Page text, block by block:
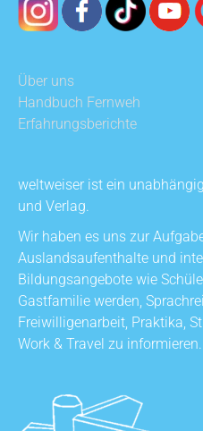
Über uns
Handbuch Fernweh
Erfahrungsberichte
weltweiser ist ein
und Verlag.
Wir haben es uns zur
Auslandsaufenthalte und
Bildungsangebote wie
Gastfamilie werden,
Freiwilligenarbeit, Praktika,
Work & Travel zu informieren.